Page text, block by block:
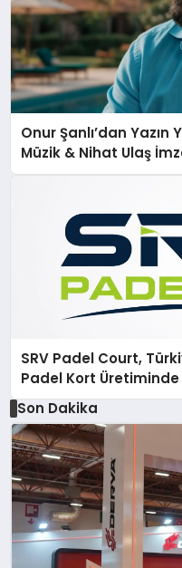
Onur Şanlı’dan
Müzik & Nihat Ulaş
SRV Padel Court,
Padel Kort
Son Dakika